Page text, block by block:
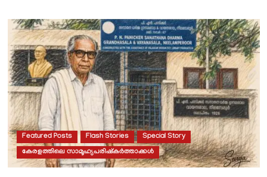
മൊളോസിയ;
ഒരു
രാജ്യത്തിനകത്തെ
മറ്റൊരു
രാജ്യം
Featured Posts Flash Stories
Special Story
കേരളത്തിലെ സാമൂഹ്യപരിഷ്കർത്താക്കൾ